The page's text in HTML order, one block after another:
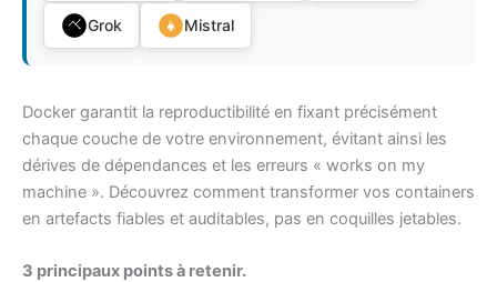
Grok Mistral
Docker garantit la reproductibilité en fixant précisément
chaque couche de votre environnement, évitant ainsi les
dérives de dépendances et les erreurs « works on my
machine ». Découvrez comment transformer vos containers
en artefacts fiables et auditables, pas en coquilles jetables.
3 principaux points à retenir.